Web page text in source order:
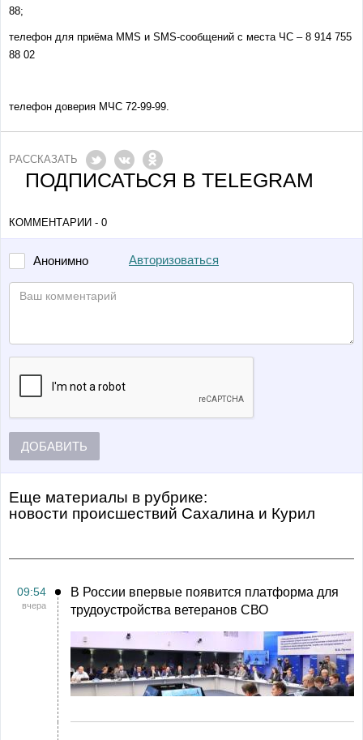
88;
телефон для приёма MMS и SMS-сообщений с места ЧС – 8 914 755
88 02
телефон доверия МЧС 72-99-99.
РАССКАЗАТЬ
ПОДПИСАТЬСЯ В TELEGRAM
КОММЕНТАРИИ - 0
Анонимно Авторизоваться
ДОБАВИТЬ
Еще материалы в рубрике:
Новости происшествий Сахалина и Курил
09:54
вчера
В России впервые появится платформа для
трудоустройства ветеранов СВО